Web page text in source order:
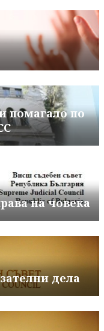
помагало по
на човека
дела